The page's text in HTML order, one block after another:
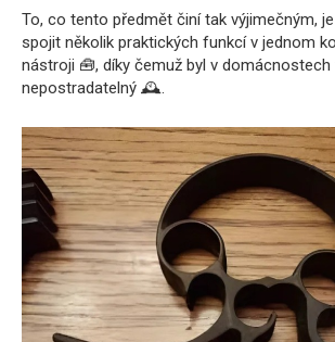
To, co tento předmět činí tak výjimečným,
spojit několik praktických funkcí v jednom
nástroji 🧰, díky čemuž byl v
nepostradatelný 🕰️.